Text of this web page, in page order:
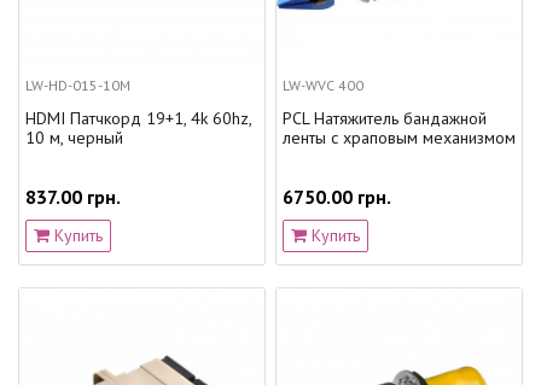
LW-HD-015-10M
HDMI Патчкорд 19+1, 4k 60hz,
10 м, черный
837.00 грн.
Купить
LW-WVC 400
PCL Натяжитель бандажной
ленты с храповым механизмом
6750.00 грн.
Купить